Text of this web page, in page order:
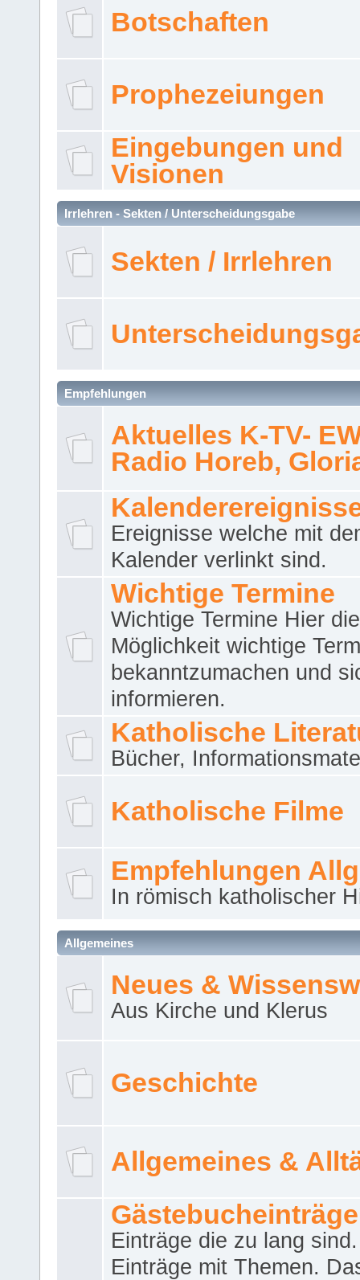
Botschaften
Prophezeiungen
Eingebungen und
Visionen
Irrlehren - Sekten / Unterscheidungsgabe
Sekten / Irrlehren
Empfehlungen
Aktuelles K-TV-
Radio Horeb,
Ereignisse welche mit
Kalender verlinkt sind.
Wichtige Termine
Wichtige Termine Hier die
Möglichkeit wichtige
bekanntzumachen und
informieren.
Katholische
Bücher,
Katholische Filme
Empfehlungen
In römisch katholischer
Allgemeines
Neues &
Aus Kirche und Klerus
Geschichte
Allgemeines &
Gästebucheinträge
Einträge die zu lang
Einträge mit Themen.